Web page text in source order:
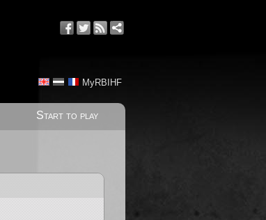
MyRBIHF
Start to play